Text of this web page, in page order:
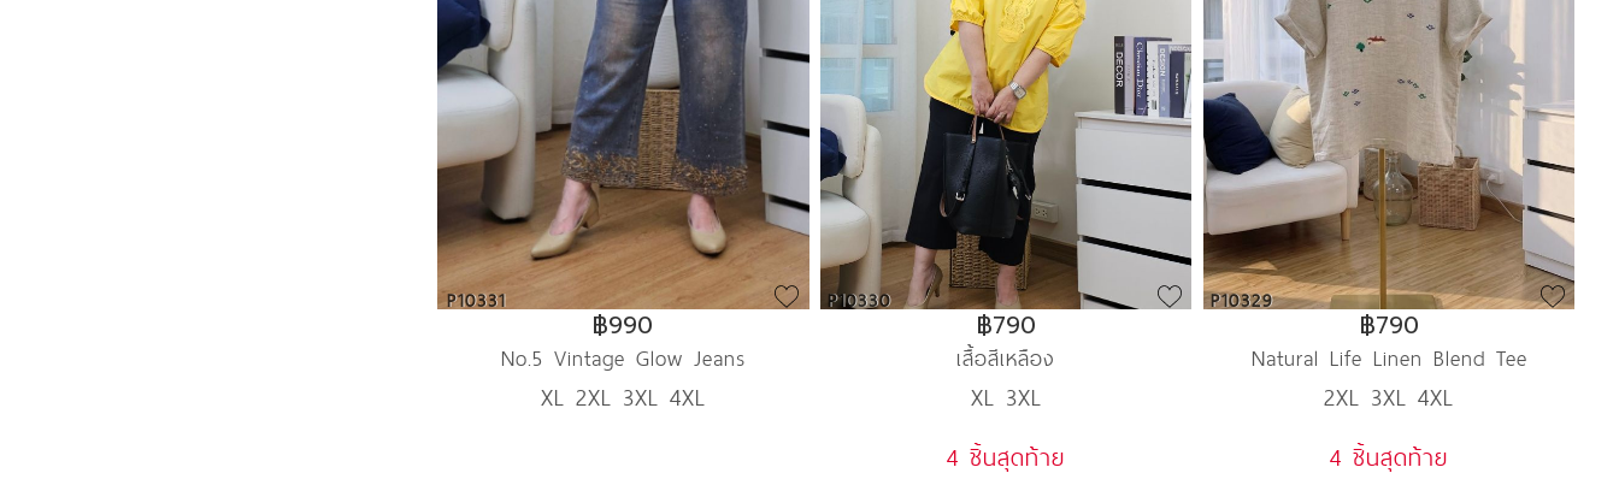
P10331
฿990
No.5 Vintage Glow Jeans
XL 2XL 3XL 4XL
P10330
฿790
เสื้อสีเหลือง
XL 3XL
4 ชิ้นสุดท้าย
P10329
฿790
Natural Life Linen Blend Tee
2XL 3XL 4XL
4 ชิ้นสุดท้าย